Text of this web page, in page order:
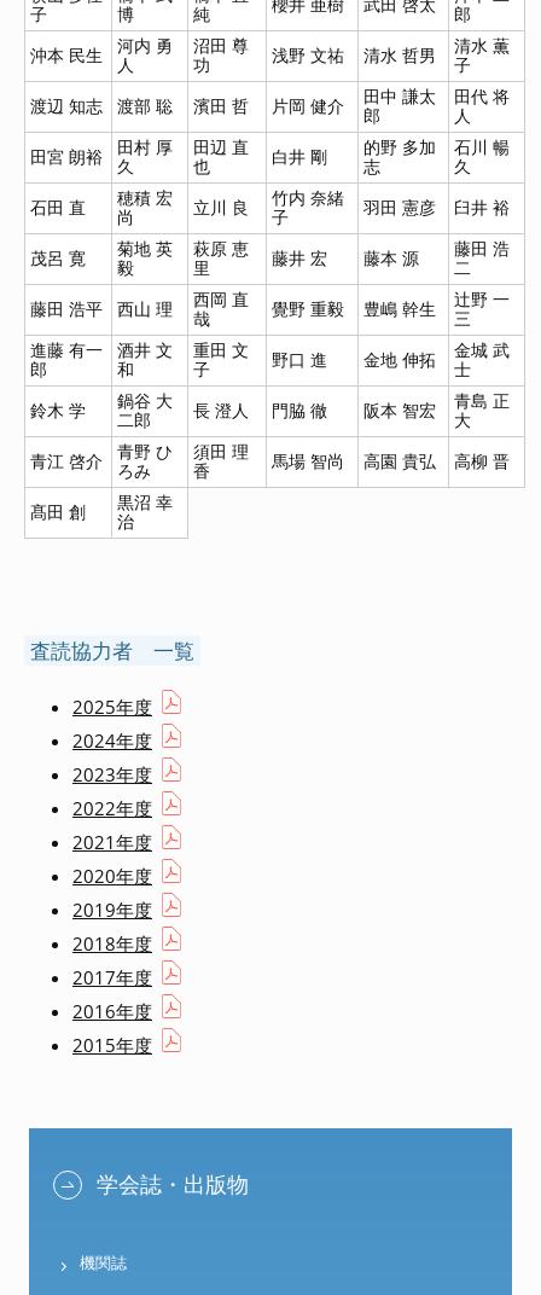
子
博
純
櫻井 亜樹 武田 啓太
郎
沖本 民生
河内 勇
人
沼田 尊
功
浅野 文祐 清水 哲男
清水 薫
子
渡辺 知志
渡部 聡 濱田 哲 片岡 健介
田中 謙太
郎
田代 将
人
田宮 朗裕
田村 厚
久
田辺 直
也
白井 剛
的野 多加
志
石川 暢
久
石田 直
穂積 宏
尚
立川 良
竹内 奈緒
子
羽田 憲彦 臼井 裕
茂呂 寛
菊地 英
毅
萩原 恵
里
藤井 宏 藤本 源
藤田 浩
二
藤田 浩平
西山 理
西岡 直
哉
覺野 重毅 豊嶋 幹生
辻野 一
三
進藤 有一
郎
酒井 文
和
重田 文
子
野口 進 金地 伸拓
金城 武
士
鈴木 学
鍋谷 大
二郎
長 澄人 門脇 徹 阪本 智宏
青島 正
大
青江 啓介
青野 ひ
ろみ
須田 理
香
馬場 智尚 高園 貴弘 高柳 晋
髙田 創
黒沼 幸
治
査読協力者 一覧
2025年度
2024年度
2023年度
2022年度
2021年度
2020年度
2019年度
2018年度
2017年度
2016年度
2015年度
学会誌・出版物
機関誌